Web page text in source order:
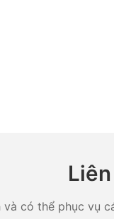
có thể phục